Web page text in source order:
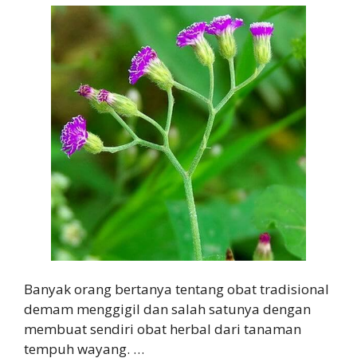
Banyak orang bertanya tentang obat tradisional
demam menggigil dan salah satunya dengan
membuat sendiri obat herbal dari tanaman
tempuh wayang. …